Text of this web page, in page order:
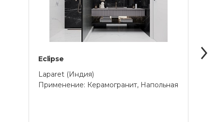
Eclipse
Laparet (Индия)
Применение: Керамогранит, Напольная